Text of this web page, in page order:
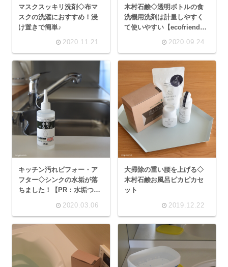
マスクスッキリ洗剤◇布マ
スクの洗濯におすすめ！浸
け置きで簡単♪
2020.11.21
木村石鹸◇透明ボトルの食
洗機用洗剤は計量しやすく
て使いやすい【ecofriend＋
2020.09.24
キッチン汚れビフォー・ア
フター◇シンクの水垢が落
ちました！【PR：水垢つる
2020.03.06
大掃除の重い腰を上げる◇
木村石鹸お風呂ピカピカセ
ット
2019.12.22